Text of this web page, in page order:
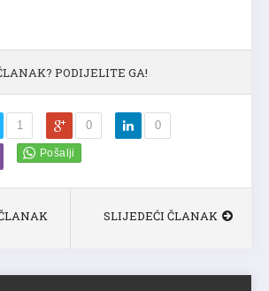
PODIJELITE GA!
1 0 0
SLIJEDEĆI ČLANAK